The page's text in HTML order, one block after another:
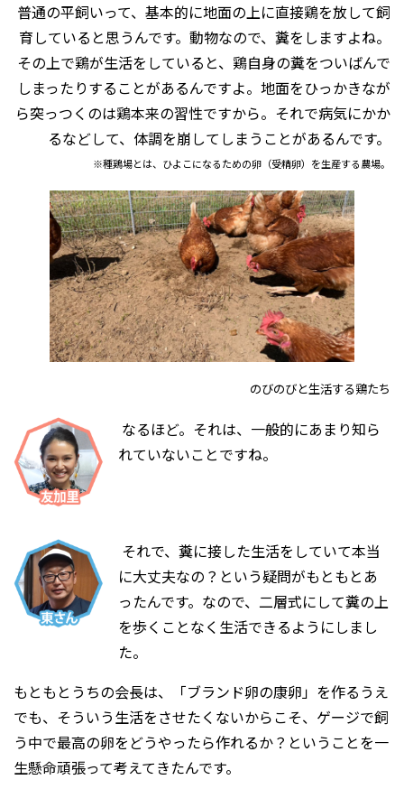
普通の平飼いって、基本的に地面の上に直接鶏を放して飼
育していると思うんです。動物なので、糞をしますよね。
その上で鶏が生活をしていると、鶏自身の糞をついばんで
しまったりすることがあるんですよ。地面をひっかきなが
ら突っつくのは鶏本来の習性ですから。それで病気にかか
るなどして、体調を崩してしまうことがあるんです。
※種鶏場とは、ひよこになるための卵（受精卵）を生産する農場。
のびのびと生活する鶏たち
なるほど。それは、一般的にあまり知ら
れていないことですね。
それで、糞に接した生活をしていて本当
に大丈夫なの？という疑問がもともとあ
ったんです。なので、二層式にして糞の上
を歩くことなく生活できるようにしまし
た。
もともとうちの会長は、「ブランド卵の康卵」を作るうえ
でも、そういう生活をさせたくないからこそ、ゲージで飼
う中で最高の卵をどうやったら作れるか？ということを一
生懸命頑張って考えてきたんです。